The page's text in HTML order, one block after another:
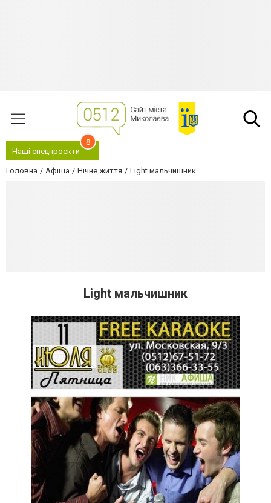
Наші спецпроєкти
8
Головна Афіша Нічне життя Light мальчишник
Light мальчишник